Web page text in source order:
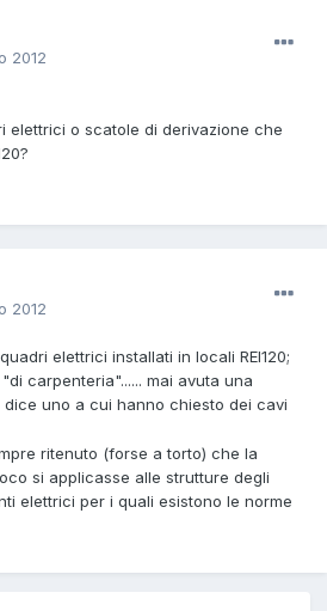
2012
elettrici o scatole di derivazione che
2012
elettrici installati in locali REI120;
carpenteria"...... mai avuta una
uno a cui hanno chiesto dei cavi
ritenuto (forse a torto) che la
si applicasse alle strutture degli
elettrici per i quali esistono le norme